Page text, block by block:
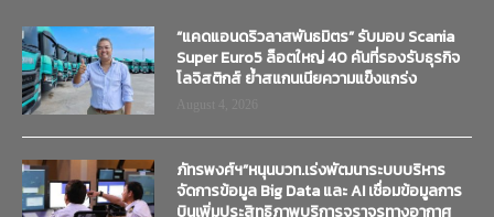
“แคดแอนดริวลาสพันธมิตร” รับมอบ Scania
Super Euro5 ล็อตใหญ่ 40 คันที่รองรับธุรกิจ
โลจิสติกส์ ย้ำสแกนเนียความแข็งแกร่ง
ภัทรพงศ์ฯ”หนุนบวท.เร่งพัฒนาระบบบริหาร
จัดการข้อมูล Big Data และ AI เชื่อมข้อมูลการ
บินเพิ่มประสิทธิภาพบริการจราจรทางอากาศ